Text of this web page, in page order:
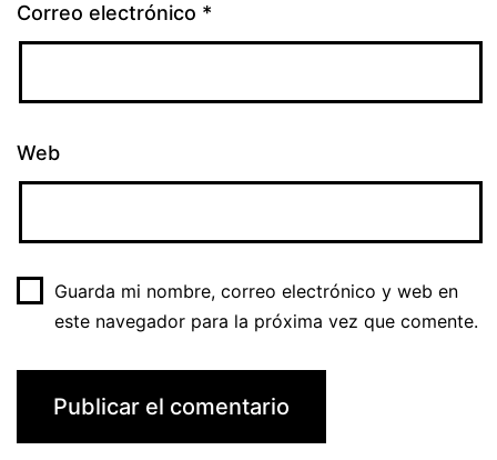
Correo electrónico *
Web
Guarda mi nombre, correo electrónico y web en
este navegador para la próxima vez que comente.